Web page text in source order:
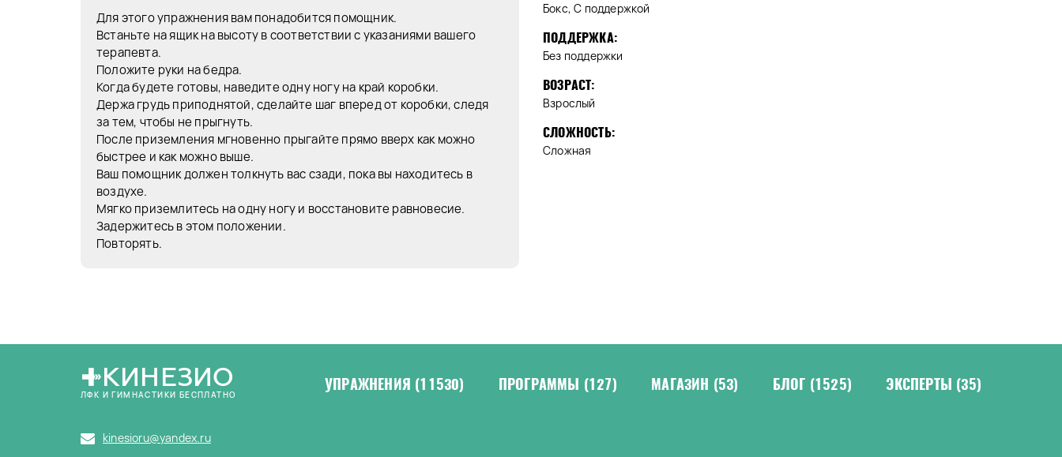
Для этого упражнения вам понадобится помощник.
Встаньте на ящик на высоту в соответствии с указаниями вашего
терапевта.
Положите руки на бедра.
Когда будете готовы, наведите одну ногу на край коробки.
Держа грудь приподнятой, сделайте шаг вперед от коробки, следя
за тем, чтобы не прыгнуть.
После приземления мгновенно прыгайте прямо вверх как можно
быстрее и как можно выше.
Ваш помощник должен толкнуть вас сзади, пока вы находитесь в
воздухе.
Мягко приземлитесь на одну ногу и восстановите равновесие.
Задержитесь в этом положении.
Повторять.
Бокс, С поддержкой
ПОДДЕРЖКА:
Без поддержки
ВОЗРАСТ:
Взрослый
СЛОЖНОСТЬ:
Сложная
КИНЕЗИО
ЛФК И ГИМНАСТИКИ БЕСПЛАТНО
kinesioru@yandex.ru
УПРАЖНЕНИЯ (11530) ПРОГРАММЫ (127) МАГАЗИН (53) БЛОГ (1525) ЭКСПЕРТЫ (35)